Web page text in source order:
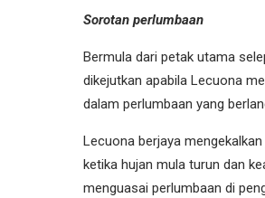
Sorotan perlumbaan
Bermula dari petak utama
dikejutkan apabila Lecuona
dalam perlumbaan yang
Lecuona berjaya
ketika hujan mula turun dan
menguasai perlumbaan di